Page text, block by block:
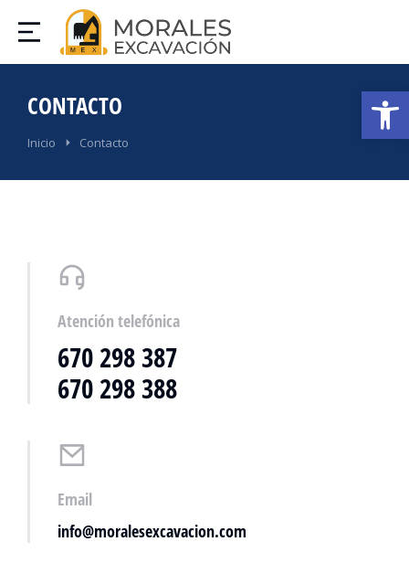
CONTACTO
Estás aquí:
Inicio Contacto
Atención telefónica
670 298 387
670 298 388
Email
info@moralesexcavacion.com